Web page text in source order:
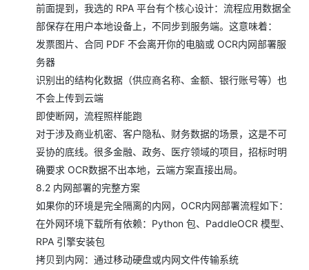
前面提到，我选的 RPA 平台有个核心设计：流程应用数据全
部保存在用户本地设备上，不同步到服务端。这意味着：
发票图片、合同 PDF 不会离开你的电脑或 OCR内网部署服
务器
识别出的结构化数据（供应商名称、金额、银行账号等）也
不会上传到云端
即使断网，流程照样能跑
对于涉及商业机密、客户隐私、财务数据的场景，这是不可
妥协的底线。很多金融、政务、医疗领域的项目，招标时明
确要求 OCR数据不出本地，云端方案直接出局。
8.2 内网部署的完整方案
如果你的环境是完全隔离的内网，OCR内网部署流程如下：
在外网环境下载所有依赖：Python 包、PaddleOCR 模型、
RPA 引擎安装包
拷贝到内网：通过移动硬盘或内网文件传输系统